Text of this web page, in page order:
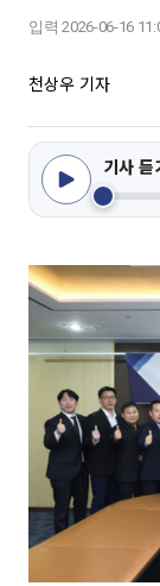
입력 2026-06-16
천상우 기자
기사 듣